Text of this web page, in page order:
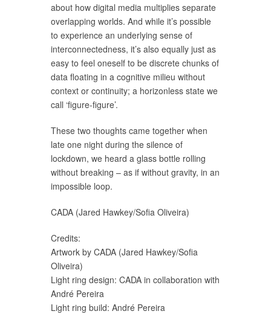
about how digital media multiplies separate
overlapping worlds. And while it’s possible
to experience an underlying sense of
interconnectedness, it’s also equally just as
easy to feel oneself to be discrete chunks of
data floating in a cognitive milieu without
context or continuity; a horizonless state we
call ‘figure-figure’.
These two thoughts came together when
late one night during the silence of
lockdown, we heard a glass bottle rolling
without breaking – as if without gravity, in an
impossible loop.
CADA (Jared Hawkey/Sofia Oliveira)
Credits:
Artwork by CADA (Jared Hawkey/Sofia
Oliveira)
Light ring design: CADA in collaboration with
André Pereira
Light ring build: André Pereira